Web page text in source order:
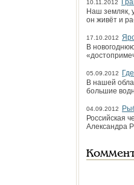
10.11.2012
Наш земляк,
он живёт и
17.10.2012
В
05.09.2012
В нашей
большие
04.09.2012
Российская
Александра